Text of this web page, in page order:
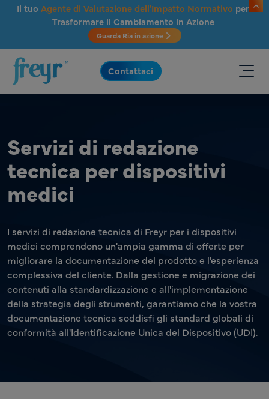
Salta al contenuto principale
Il tuo Agente di Valutazione dell'Impatto Normativo per
Trasformare il Cambiamento in Azione
Guarda Ria in azione
.
Contattaci
Servizi di redazione
tecnica per dispositivi
medici
I servizi di redazione tecnica di Freyr per i dispositivi
medici comprendono un'ampia gamma di offerte per
migliorare la documentazione del prodotto e l'esperienza
complessiva del cliente. Dalla gestione e migrazione dei
contenuti alla standardizzazione e all'implementazione
della strategia degli strumenti, garantiamo che la vostra
documentazione tecnica soddisfi gli standard globali di
conformità all'Identificazione Unica del Dispositivo (UDI).